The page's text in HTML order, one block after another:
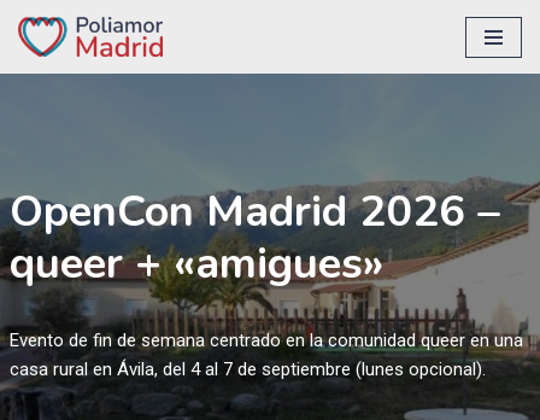
OpenCon Madrid 2026 –
queer + «amigues»
Evento de fin de semana centrado en la comunidad queer en una
casa rural en Ávila, del 4 al 7 de septiembre (lunes opcional).